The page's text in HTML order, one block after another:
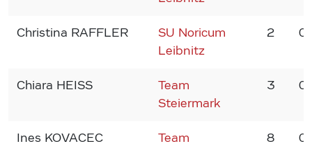
Christina RAFFLER
SU Noricum
Leibnitz
2 0
Chiara HEISS
Team
Steiermark
3 0
Ines KOVACEC
Team
8 0